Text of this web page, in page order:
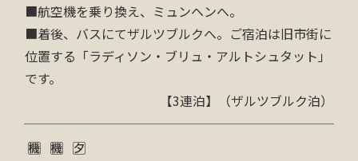
■航空機を乗り換え、ミュンヘンへ。
■着後、バスにてザルツブルクへ。ご宿泊は旧市街に
位置する「ラディソン・ブリュ・アルトシュタット」
です。
【3連泊】（ザルツブルク泊）